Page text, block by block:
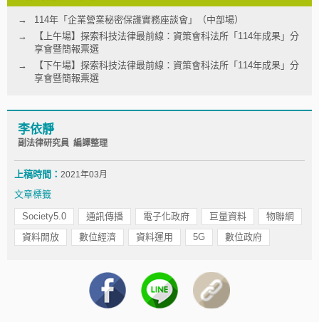
114年「企業營業秘密保護實務座談會」（中部場）
【上午場】探索科技法律最前線：資策會科法所「114年成果」分
享會暨簡報票選
【下午場】探索科技法律最前線：資策會科法所「114年成果」分
享會暨簡報票選
李依靜
副法律研究員 編譯整理
上稿時間： 2021年03月
文章標籤
Society5.0 通訊傳播 電子化政府 巨量資料
物聯網
資料開放
數位經濟 資料運用 5G 數位政府